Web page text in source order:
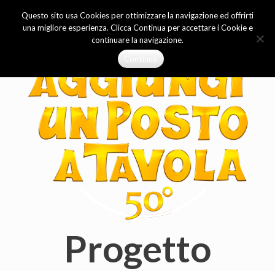
Progetto
Questo sito usa Cookies per ottimizzare la navigazione ed offrirti
una migliore esperienza. Clicca Continua per accettare i Cookie e
continuare la navigazione.